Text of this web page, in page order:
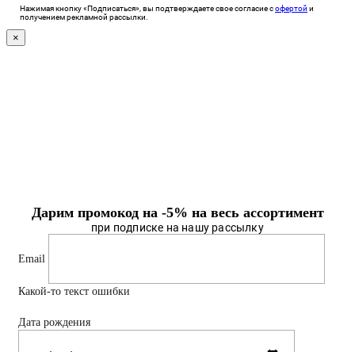
Нажимая кнопку «Подписаться», вы подтверждаете свое согласие софертой и
получением рекламной рассылки.
×
Дарим промокод на -5% на весь ассортимент
при подписке на нашу рассылку
Email
Какой-то текст ошибки
Дата рождения